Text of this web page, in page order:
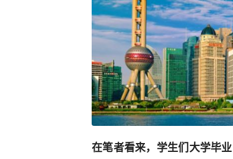
在笔者看来，学生们大学毕